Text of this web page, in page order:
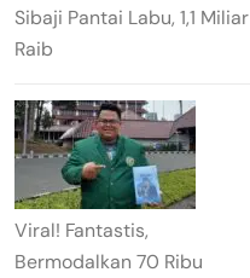
Sibaji Pantai Labu, 1,1 Miliar
Raib
Viral! Fantastis,
Bermodalkan 70 Ribu